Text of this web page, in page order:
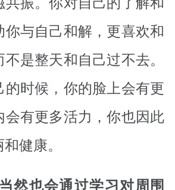
与自己和解，更喜欢和
是整天和自己过不去。
的时候，你的脸上会有更
会有更多活力，你也因此
健康。
然也会通过学习对周围